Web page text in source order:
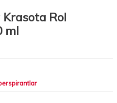
Krasota Rol
ml